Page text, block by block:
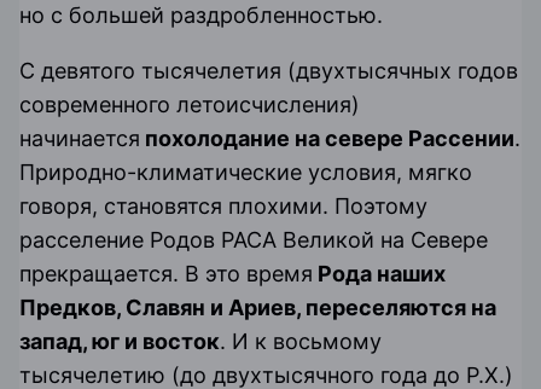
но с большей раздробленностью.
С девятого тысячелетия (двухтысячных годов
современного летоисчисления)
начинается похолодание на севере Рассении.
Природно-климатические условия, мягко
говоря, становятся плохими. Поэтому
расселение Родов РАСА Великой на Севере
прекращается. В это время Рода наших
Предков, Славян и Ариев, переселяются на
запад, юг и восток. И к восьмому
тысячелетию (до двухтысячного года до Р.Х.)